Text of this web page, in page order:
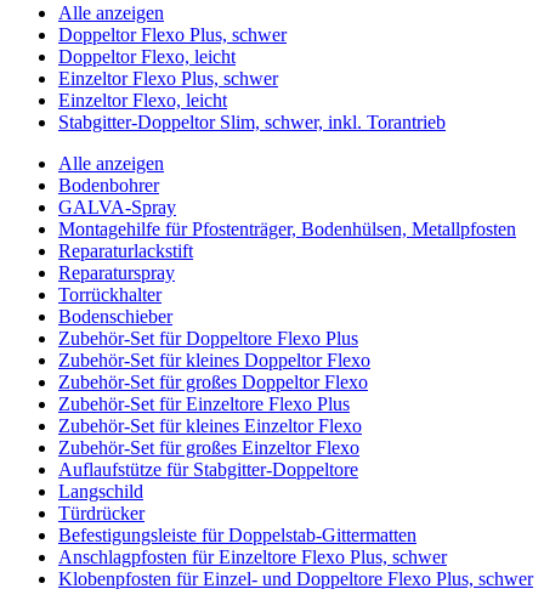
Alle anzeigen
Doppeltor Flexo Plus, schwer
Doppeltor Flexo, leicht
Einzeltor Flexo Plus, schwer
Einzeltor Flexo, leicht
Stabgitter-Doppeltor Slim, schwer, inkl. Torantrieb
Alle anzeigen
Bodenbohrer
GALVA-Spray
Montagehilfe für Pfostenträger, Bodenhülsen, Metallpfosten
Reparaturlackstift
Reparaturspray
Torrückhalter
Bodenschieber
Zubehör-Set für Doppeltore Flexo Plus
Zubehör-Set für kleines Doppeltor Flexo
Zubehör-Set für großes Doppeltor Flexo
Zubehör-Set für Einzeltore Flexo Plus
Zubehör-Set für kleines Einzeltor Flexo
Zubehör-Set für großes Einzeltor Flexo
Auflaufstütze für Stabgitter-Doppeltore
Langschild
Türdrücker
Befestigungsleiste für Doppelstab-Gittermatten
Anschlagpfosten für Einzeltore Flexo Plus, schwer
Klobenpfosten für Einzel- und Doppeltore Flexo Plus, schwer